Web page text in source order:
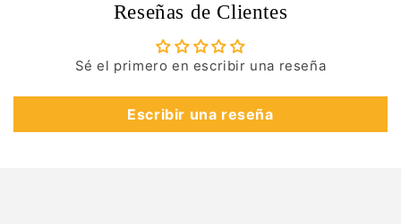
Reseñas de Clientes
Sé el primero en escribir una reseña
Escribir una reseña